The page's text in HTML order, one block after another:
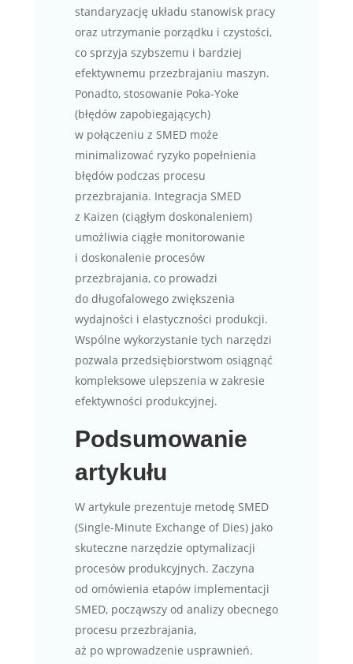
standaryzację układu stanowisk pracy
oraz utrzymanie porządku i czystości,
co sprzyja szybszemu i bardziej
efektywnemu przezbrajaniu maszyn.
Ponadto, stosowanie Poka-Yoke
(błędów zapobiegających)
w połączeniu z SMED może
minimalizować ryzyko popełnienia
błędów podczas procesu
przezbrajania. Integracja SMED
z Kaizen (ciągłym doskonaleniem)
umożliwia ciągłe monitorowanie
i doskonalenie procesów
przezbrajania, co prowadzi
do długofalowego zwiększenia
wydajności i elastyczności produkcji.
Wspólne wykorzystanie tych narzędzi
pozwala przedsiębiorstwom osiągnąć
kompleksowe ulepszenia w zakresie
efektywności produkcyjnej.
Podsumowanie
artykułu
W artykule prezentuje metodę SMED
(Single-Minute Exchange of Dies) jako
skuteczne narzędzie optymalizacji
procesów produkcyjnych. Zaczyna
od omówienia etapów implementacji
SMED, począwszy od analizy obecnego
procesu przezbrajania,
aż po wprowadzenie usprawnień.